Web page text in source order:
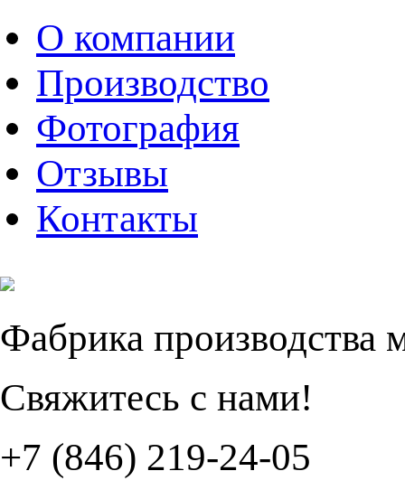
О компании
Производство
Фотография
Отзывы
Контакты
Фабрика производства
Свяжитесь с нами!
+7 (846) 219-24-05